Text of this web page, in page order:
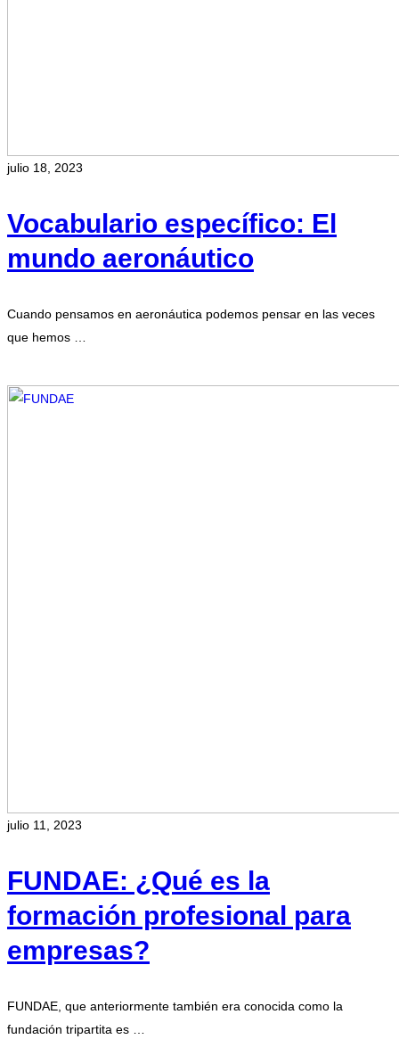
julio 18, 2023
Vocabulario específico: El
mundo aeronáutico
Cuando pensamos en aeronáutica podemos pensar en las veces
que hemos …
julio 11, 2023
FUNDAE: ¿Qué es la
formación profesional para
empresas?
FUNDAE, que anteriormente también era conocida como la
fundación tripartita es …